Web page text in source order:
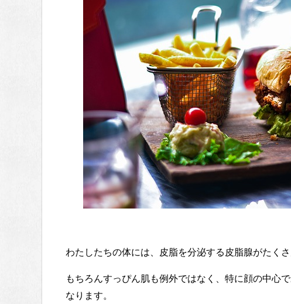
わたしたちの体には、皮脂を分泌する皮脂腺がたくさ
もちろんすっぴん肌も例外ではなく、特に顔の中心
なります。